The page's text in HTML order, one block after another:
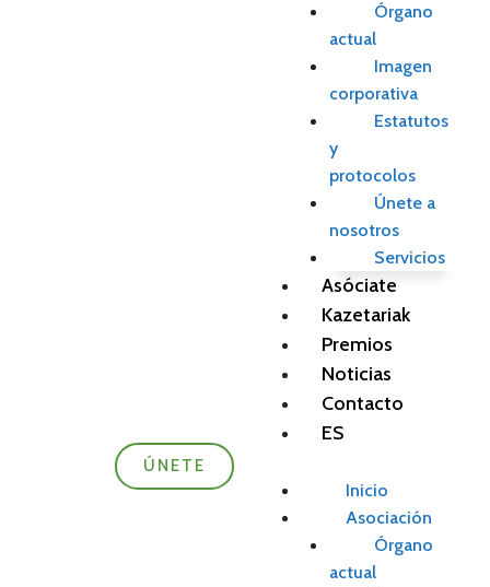
ÚNETE
Órgano
actual
Imagen
corporativa
Estatutos
y
protocolos
Únete a
nosotros
Servicios
Asóciate
Kazetariak
Premios
Noticias
Contacto
ES
Inicio
Asociación
Órgano
actual